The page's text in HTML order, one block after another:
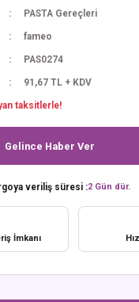
PASTA Gereçleri
fameo
PAS0274
91,67 TL + KDV
taksitlerle!
Gelince Haber Ver
veriliş süresi :2 Gün dür.
İmkanı